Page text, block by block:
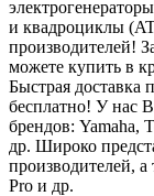
и квадроциклы
производителей!
можете купить в
Быстрая доставка
бесплатно! У нас
брендов: Yamaha,
др. Широко
производителей,
Pro и др.